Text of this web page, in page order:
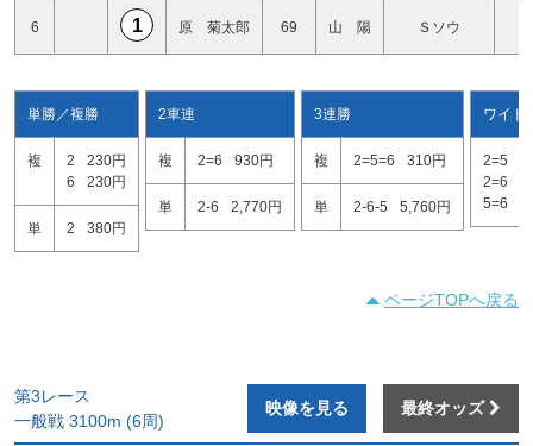
6 1 原 菊太郎 69 山 陽 Ｓソウ
単勝／複勝
複 2
230円
6
230円
単 2 380円
2車連
複 2=6 930円
単 2-6 2,770円
3連勝
複 2=5=6 310円
単 2-6-5 5,760円
ワイド
2=5
2=6
5=6
ページTOPへ戻る
第3レース
一般戦 3100m (6周)
映像を見る 最終オッズ